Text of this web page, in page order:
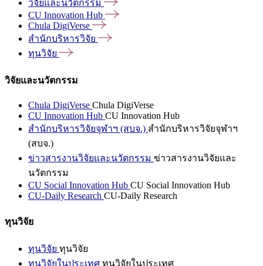
วิจัยและนวัตกรรม
CU Innovation Hub
Chula DigiVerse
สำนักบริหารวิจัย
ทุนวิจัย
วิจัยและนวัตกรรม
Chula DigiVerse Chula DigiVerse
CU Innovation Hub CU Innovation Hub
สำนักบริหารวิจัยจุฬาฯ (สบจ.) สำนักบริหารวิจัยจุฬาฯ
(สบจ.)
ข่าวสารงานวิจัยและนวัตกรรม ข่าวสารงานวิจัยและ
นวัตกรรม
CU Social Innovation Hub CU Social Innovation Hub
CU-Daily Research CU-Daily Research
ทุนวิจัย
ทุนวิจัย ทุนวิจัย
ทุนวิจัยในประเทศ ทุนวิจัยในประเทศ